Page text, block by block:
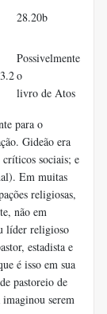
28.20b
Possivelmente
o
livro de Atos
para o
Gideão era
sociais; e
Em muitas
religiosas,
não em
líder religioso
estadista e
é isso em sua
pastoreio de
imaginou serem